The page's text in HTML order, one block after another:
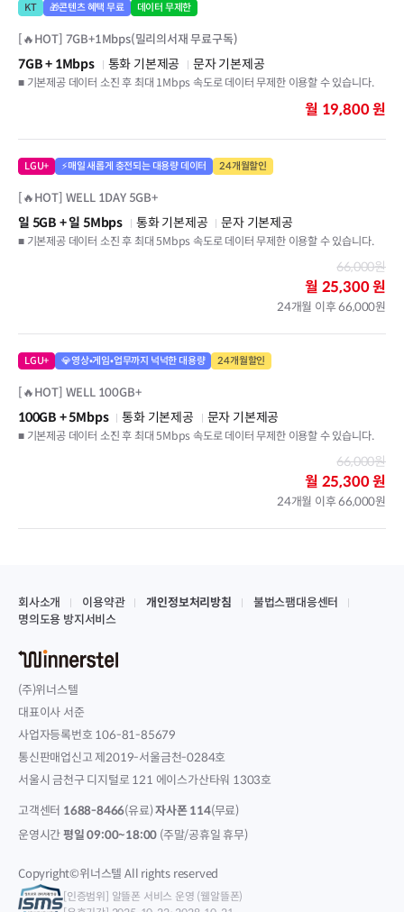
KT 🎁콘텐츠 혜택 무료 데이터 무제한
[🔥HOT] 7GB+1Mbps(밀리의서재 무료구독)
7GB+ 1Mbps 통화 기본제공
문자 기본제공
■ 기본제공 데이터 소진 후 최대 1Mbps 속도로 데이터 무제한 이용할 수 있습니다.
월 19,800 원
LGU+ ⚡매일 새롭게 충전되는 대용량 데이터 24개월할인
[🔥HOT] WELL 1DAY 5GB+
일 5GB + 일 5Mbps 통화 기본제공
문자 기본제공
■ 기본제공 데이터 소진 후 최대 5Mbps 속도로 데이터 무제한 이용할 수 있습니다.
66,000원
월 25,300 원
24개월 이후 66,000원
LGU+ 💎영상•게임•업무까지 넉넉한 대용량 24개월할인
[🔥HOT] WELL 100GB+
100GB + 5Mbps 통화 기본제공
문자 기본제공
■ 기본제공 데이터 소진 후 최대 5Mbps 속도로 데이터 무제한 이용할 수 있습니다.
66,000원
월 25,300 원
24개월 이후 66,000원
회사소개 이용약관 개인정보처리방침
불법스팸대응센터
명의도용 방지서비스
(주)위너스텔
대표이사 서준
사업자등록번호 106-81-85679
통신판매업신고 제2019-서울금천-0284호
서울시 금천구 디지털로 121 에이스가산타워 1303호
고객센터 1688-8466(유료)자사폰 114(무료)
운영시간평일 09:00~18:00 (주말/공휴일 휴무)
Copyright©위너스텔 All rights reserved
[인증범위] 알뜰폰 서비스 운영 (웰알뜰폰)